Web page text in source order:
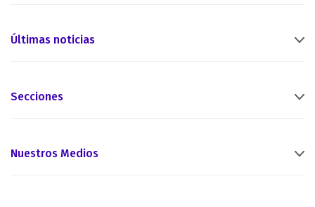
Últimas noticias
Secciones
Nuestros Medios